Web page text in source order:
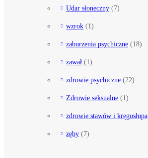
Udar słoneczny (7)
wzrok (1)
zaburzenia psychiczne (18)
zawał (1)
zdrowie psychiczne (22)
Zdrowie seksualne (1)
zdrowie stawów i kręgosłupa
zęby (7)